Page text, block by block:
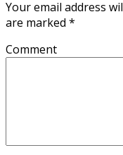
Your email address
are marked *
Comment